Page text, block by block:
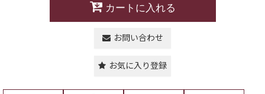
カートに入れる
お問い合わせ
お気に入り登録